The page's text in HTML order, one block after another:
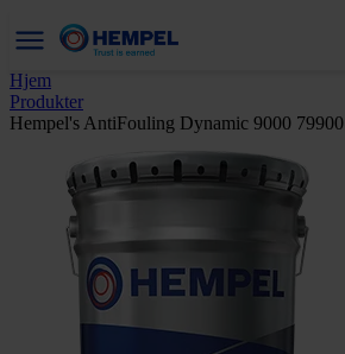
Hjem
Produkter
Hempel's AntiFouling Dynamic 9000 79900